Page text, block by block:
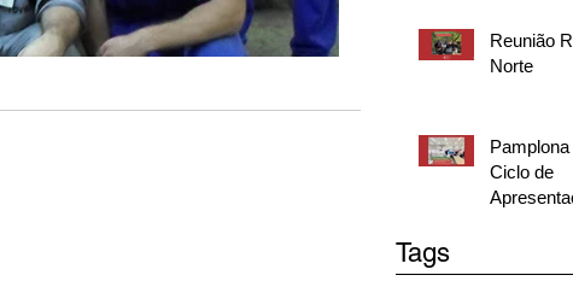
Reunião
Norte
Pamplona
Ciclo de
Tags